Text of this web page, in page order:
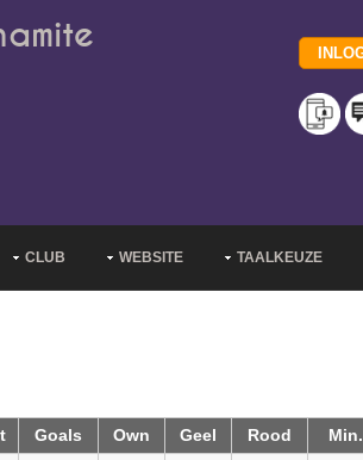
CLUB WEBSITE TAALKEUZE
Goals Own Geel Rood
Min.